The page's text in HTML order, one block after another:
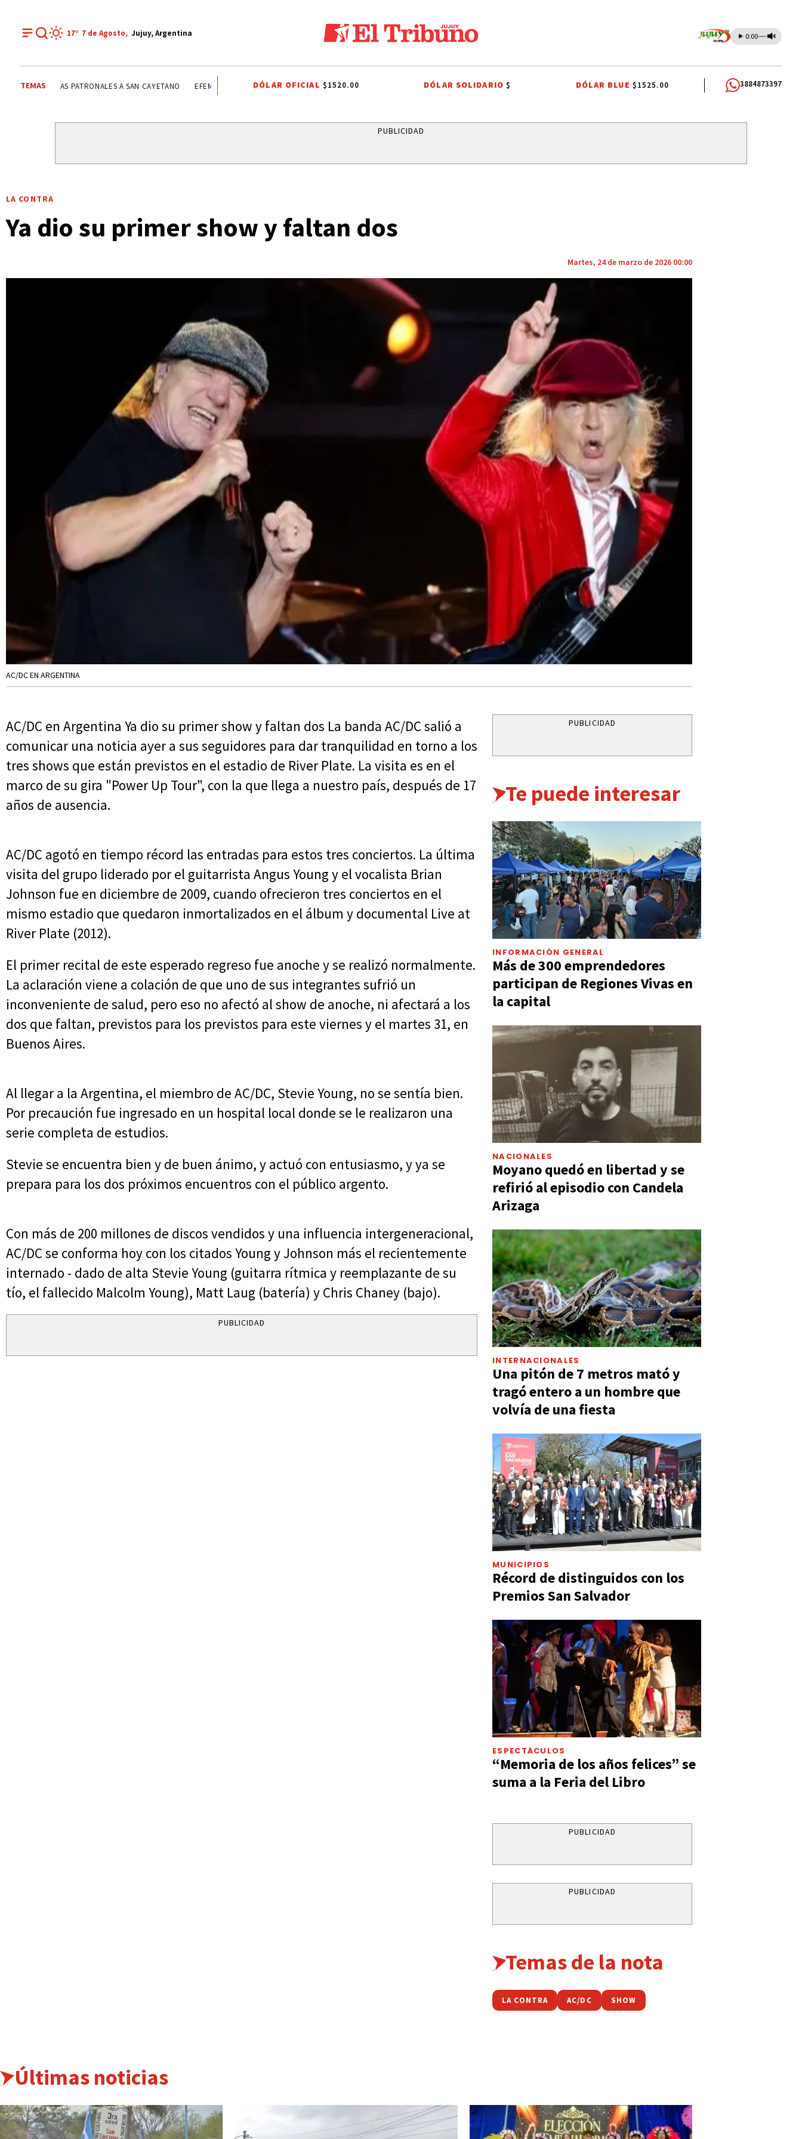
17° 7 de Agosto, Jujuy, Argentina 0:00
TEMAS FIESTAS PATRONALES A SAN CAYETANO FIESTAS PATRONALES A SAN CAYETANO CONFLICTO PORTUARIO GREMIOS DOCENTES RUBÉN EDUARDO RIVAROLA JORGE GARCÍA
DÓLAR OFICIAL $1520.00 DÓLAR SOLIDARIO$ DÓLAR BLUE $1525.00 3884873397
PUBLICIDAD
LA CONTRA
Ya dio su primer show y faltan dos
Martes, 24 de marzo de 2026 00:00
AC/DC EN ARGENTINA
AC/DC en Argentina Ya dio su primer show y faltan dos La banda AC/DC salió a
comunicar una noticia ayer a sus seguidores para dar tranquilidad en torno a los
tres shows que están previstos en el estadio de River Plate. La visita es en el
marco de su gira "Power Up Tour", con la que llega a nuestro país, después de 17
años de ausencia.
AC/DC agotó en tiempo récord las entradas para estos tres conciertos. La última
visita del grupo liderado por el guitarrista Angus Young y el vocalista Brian
Johnson fue en diciembre de 2009, cuando ofrecieron tres conciertos en el
mismo estadio que quedaron inmortalizados en el álbum y documental Live at
River Plate (2012).
El primer recital de este esperado regreso fue anoche y se realizó normalmente.
La aclaración viene a colación de que uno de sus integrantes sufrió un
inconveniente de salud, pero eso no afectó al show de anoche, ni afectará a los
dos que faltan, previstos para los previstos para este viernes y el martes 31, en
Buenos Aires.
Al llegar a la Argentina, el miembro de AC/DC, Stevie Young, no se sentía bien.
Por precaución fue ingresado en un hospital local donde se le realizaron una
serie completa de estudios.
Stevie se encuentra bien y de buen ánimo, y actuó con entusiasmo, y ya se
prepara para los dos próximos encuentros con el público argento.
Con más de 200 millones de discos vendidos y una influencia intergeneracional,
AC/DC se conforma hoy con los citados Young y Johnson más el recientemente
internado - dado de alta Stevie Young (guitarra rítmica y reemplazante de su
tío, el fallecido Malcolm Young), Matt Laug (batería) y Chris Chaney (bajo).
PUBLICIDAD
PUBLICIDAD
Te puede interesar
INFORMACIÓN GENERAL
Más de 300 emprendedores
participan de Regiones Vivas en
la capital
NACIONALES
Moyano quedó en libertad y se
refirió al episodio con Candela
Arizaga
INTERNACIONALES
Una pitón de 7 metros mató y
tragó entero a un hombre que
volvía de una fiesta
MUNICIPIOS
Récord de distinguidos con los
Premios San Salvador
ESPECTÁCULOS
“Memoria de los años felices” se
suma a la Feria del Libro
PUBLICIDAD
PUBLICIDAD
Temas de la nota
LA CONTRA AC/DC SHOW
Últimas noticias